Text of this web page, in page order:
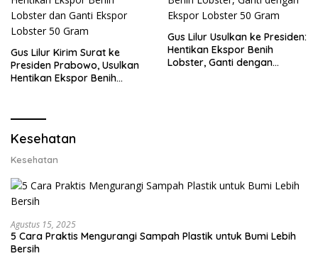
Gus Lilur Kirim Surat ke
Presiden Prabowo, Usulkan
Hentikan Ekspor Benih
Gus Lilur Usulkan ke Presiden:
Hentikan Ekspor Benih
Lobster, Ganti dengan
Kesehatan
Kesehatan
Agustus 15, 2025
5 Cara Praktis Mengurangi Sampah Plastik untuk Bumi Lebih
Bersih